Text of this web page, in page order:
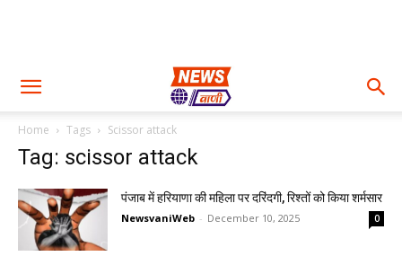
Home Tags Scissor attack
Tag: scissor attack
पंजाब में हरियाणा की महिला पर दरिंदगी, रिश्तों को किया शर्मसार
NewsvaniWeb - December 10, 2025 0